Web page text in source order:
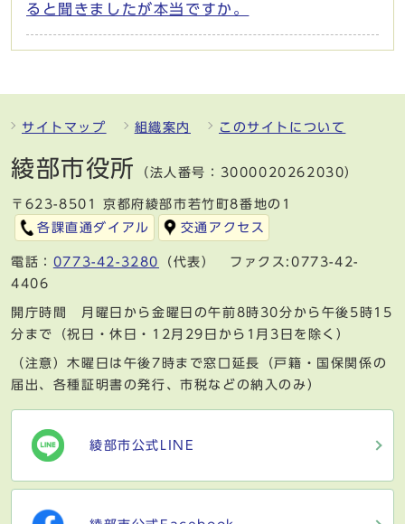
ると聞きましたが本当ですか。
サイトマップ 組織案内 このサイトについて
綾部市役所 （法人番号：3000020262030）
〒623-8501 京都府綾部市若竹町8番地の1
各課直通ダイアル
交通アクセス
電話： 0773-42-3280
（代表） ファクス:0773-42-
4406
開庁時間 月曜日から金曜日の午前8時30分から午後5時15
分まで（祝日・休日・12月29日から1月3日を除く）
（注意）木曜日は午後7時まで窓口延長（戸籍・国保関係の
届出、各種証明書の発行、市税などの納入のみ）
綾部市公式LINE